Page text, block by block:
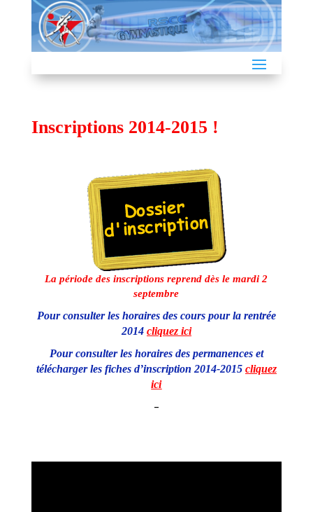
Inscriptions 2014-2015 !
La période des inscriptions reprend dès le mardi 2
septembre
Pour consulter les horaires des cours pour la rentrée
2014 cliquez ici
Pour consulter les horaires des permanences et
télécharger les fiches d’inscription 2014-2015 cliquez
ici
–